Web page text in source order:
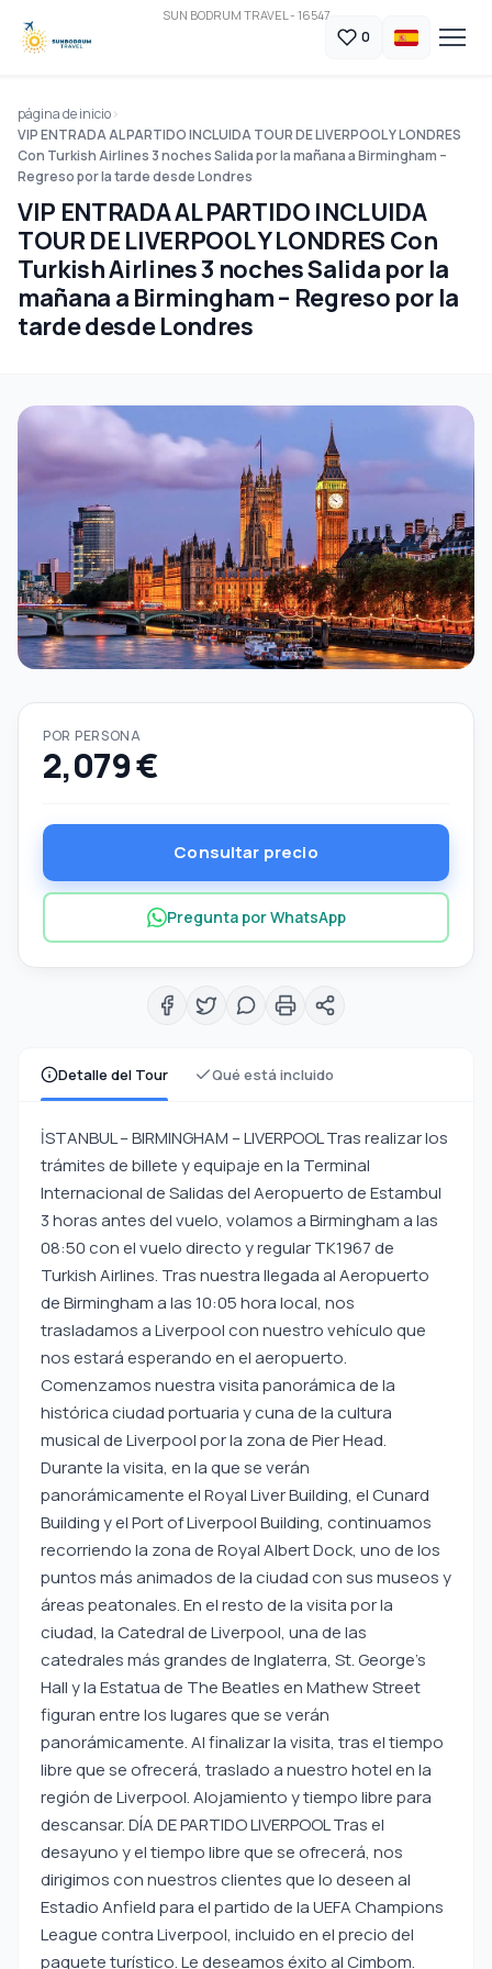
SUN BODRUM TRAVEL - 16547
0
página de inicio
VIP ENTRADA AL PARTIDO INCLUIDA TOUR DE LIVERPOOL Y LONDRES
Con Turkish Airlines 3 noches Salida por la mañana a Birmingham –
Regreso por la tarde desde Londres
VIP ENTRADA AL PARTIDO INCLUIDA
TOUR DE LIVERPOOL Y LONDRES Con
Turkish Airlines 3 noches Salida por la
mañana a Birmingham – Regreso por la
tarde desde Londres
Detalle del Tour Qué está incluido
İSTANBUL – BIRMINGHAM – LIVERPOOL Tras realizar los
trámites de billete y equipaje en la Terminal
Internacional de Salidas del Aeropuerto de Estambul
3 horas antes del vuelo, volamos a Birmingham a las
08:50 con el vuelo directo y regular TK1967 de
Turkish Airlines. Tras nuestra llegada al Aeropuerto
de Birmingham a las 10:05 hora local, nos
trasladamos a Liverpool con nuestro vehículo que
nos estará esperando en el aeropuerto.
Comenzamos nuestra visita panorámica de la
histórica ciudad portuaria y cuna de la cultura
musical de Liverpool por la zona de Pier Head.
Durante la visita, en la que se verán
panorámicamente el Royal Liver Building, el Cunard
Building y el Port of Liverpool Building, continuamos
recorriendo la zona de Royal Albert Dock, uno de los
puntos más animados de la ciudad con sus museos y
áreas peatonales. En el resto de la visita por la
ciudad, la Catedral de Liverpool, una de las
catedrales más grandes de Inglaterra, St. George’s
Hall y la Estatua de The Beatles en Mathew Street
figuran entre los lugares que se verán
panorámicamente. Al finalizar la visita, tras el tiempo
libre que se ofrecerá, traslado a nuestro hotel en la
región de Liverpool. Alojamiento y tiempo libre para
descansar. DÍA DE PARTIDO LIVERPOOL Tras el
desayuno y el tiempo libre que se ofrecerá, nos
dirigimos con nuestros clientes que lo deseen al
Estadio Anfield para el partido de la UEFA Champions
League contra Liverpool, incluido en el precio del
paquete turístico. Le deseamos éxito al Cimbom.
POR PERSONA
2,079 €
Consultar precio
Pregunta por WhatsApp